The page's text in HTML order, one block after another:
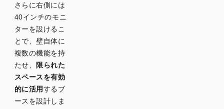
さらに右側には
40インチのモニ
ターを設けるこ
とで、壁自体に
複数の機能を持
たせ、 限られた
スペースを有効
的に活用するブ
ースを設計しま